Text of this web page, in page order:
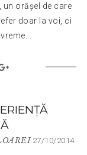
orășel de care
doar la voi, ci
27/10/2014